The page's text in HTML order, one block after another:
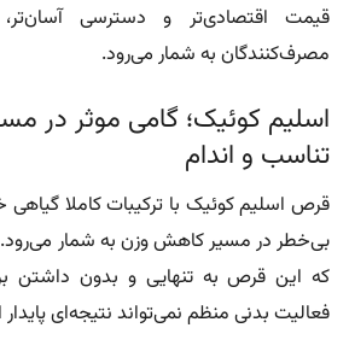
قیمت اقتصادی‌تر و دسترسی آسان‌تر،
مصرف‌کنندگان به شمار می‌رود.
اسلیم کوئیک؛ گامی موثر در
تناسب و اندام
قرص اسلیم کوئیک با ترکیبات کاملا گیاهی
بی‌خطر در مسیر کاهش وزن به شمار می‌رود.
که این قرص به تنهایی و بدون داشتن
فعالیت بدنی منظم نمی‌تواند نتیجه‌ای پایدار